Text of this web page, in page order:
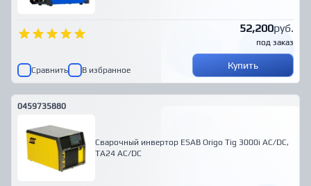
52,200руб.
под заказ
Сравнить В избранное Купить
0459735880
Сварочный инвертор ESAB Origo Tig 3000i AC/DC,
TA24 AC/DC